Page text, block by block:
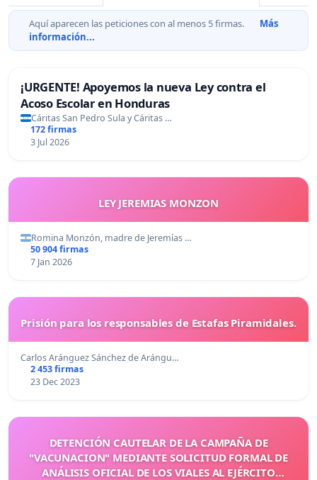
Aquí aparecen las peticiones con al menos 5 firmas.
Más
información...
¡URGENTE! Apoyemos la nueva Ley contra el
Acoso Escolar en Honduras
Cáritas San Pedro Sula y Cáritas …
172 firmas
3 Jul 2026
LEY JEREMIAS MONZON
Romina Monzón, madre de Jeremías …
50 904 firmas
7 Jan 2026
Prisión para los responsables de Estafas Piramidales.
Carlos Aránguez Sánchez de Arángu…
2 453 firmas
23 Dec 2023
DETENCIÓN CAUTELAR DE LA CAMPAÑA DE
"VACUNACION" MEDIANTE SOLICITUD FORMAL DE
ANÁLISIS OFICIAL DE LOS VIALES AL EJÉRCITO